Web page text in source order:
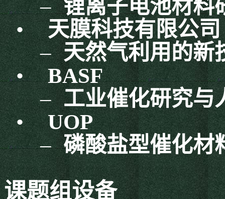
– 锂离子电池材料
•
天膜科技有限公司
– 天然气利用的新
•
BASF
– 工业催化研究与
•
UOP
– 磷酸盐型催化材
课题组设备